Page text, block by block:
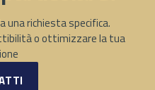
una richiesta specifica.
o ottimizzare la tua